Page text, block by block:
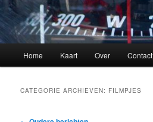
Home Kaart Over Contact
CATEGORIE ARCHIEVEN: FILMPJES